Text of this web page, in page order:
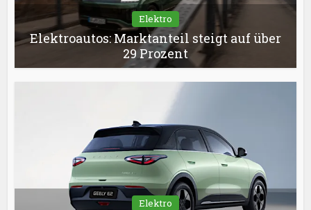
Elektro
Elektroautos: Marktanteil steigt auf über
29 Prozent
Elektro